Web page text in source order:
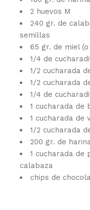
2 huevos M
240 gr. de
semillas
65 gr. de miel
1/4 de
1/2 cucharada
1/2 cucharada
1/4 de
1 cucharada de
1 cucharada de
1/2 cucharada
200 gr. de
1 cucharada de
calabaza
chips de